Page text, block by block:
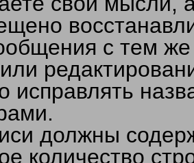
с тем
исправлять
должны
количество